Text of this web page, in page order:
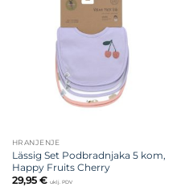
HRANJENJE
Lässig Set Podbradnjaka 5 kom,
Happy Fruits Cherry
29,95 € uklj. PDV